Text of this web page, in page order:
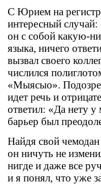
С Юрием на
интересный случай:
он с собой какую-
языка, ничего
вызвал своего
числился
«Мыясыо».
идет речь и
ответил: «Да нету
барьер был
Найдя свой чемодан
он ничуть не
нигде и даже все
и я понял, что уже